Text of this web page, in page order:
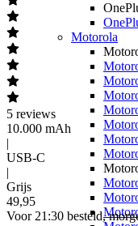
Motorola
5 reviews
10.000 mAh
|
USB-C
|
Grijs
49,95
Voor 21:30 besteld,